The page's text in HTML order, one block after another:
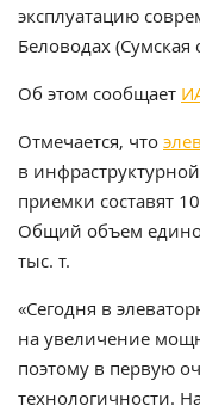
эксплуатацию
Беловодах
Об этом сообщает
Отмечается, что
в
приемки составят
Общий объем
тыс. т.
«Сегодня в
на увеличение
поэтому в первую
технологичности.